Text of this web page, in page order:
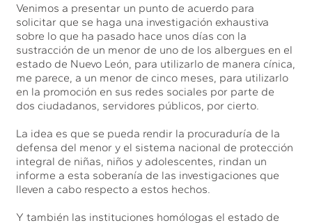
Venimos a presentar un punto de acuerdo para
solicitar que se haga una investigación exhaustiva
sobre lo que ha pasado hace unos días con la
sustracción de un menor de uno de los albergues en el
estado de Nuevo León, para utilizarlo de manera cínica,
me parece, a un menor de cinco meses, para utilizarlo
en la promoción en sus redes sociales por parte de
dos ciudadanos, servidores públicos, por cierto.
La idea es que se pueda rendir la procuraduría de la
defensa del menor y el sistema nacional de protección
integral de niñas, niños y adolescentes, rindan un
informe a esta soberanía de las investigaciones que
lleven a cabo respecto a estos hechos.
Y también las instituciones homólogas el estado de